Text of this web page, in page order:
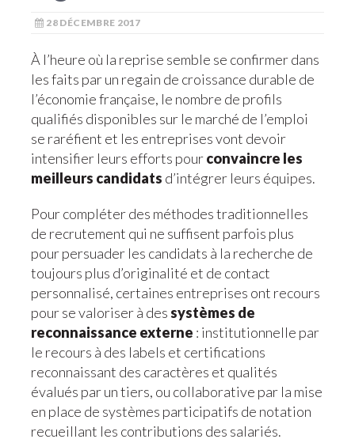
28 DÉCEMBRE 2017
À l’heure où la reprise semble se confirmer dans
les faits par un regain de croissance durable de
l’économie française, le nombre de profils
qualifiés disponibles sur le marché de l’emploi
se raréfient et les entreprises vont devoir
intensifier leurs efforts pourconvaincre les
meilleurs candidats d’intégrer leurs équipes.
Pour compléter des méthodes traditionnelles
de recrutement qui ne suffisent parfois plus
pour persuader les candidats à la recherche de
toujours plus d’originalité et de contact
personnalisé, certaines entreprises ont recours
pour se valoriser à dessystèmes de
reconnaissance externe : institutionnelle par
le recours à des labels et certifications
reconnaissant des caractères et qualités
évalués par un tiers, ou collaborative par la mise
en place de systèmes participatifs de notation
recueillant les contributions des salariés.